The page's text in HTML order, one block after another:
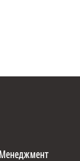
Менеджмент